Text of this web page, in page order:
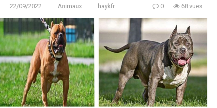
22/09/2022 Animaux haykfr 0 68 vues